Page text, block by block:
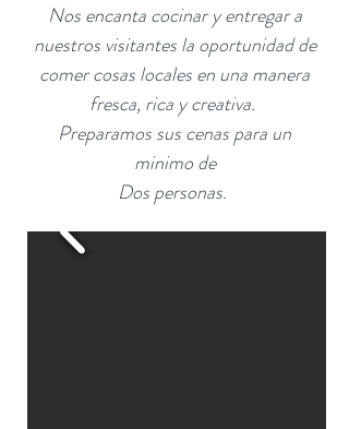
Nos encanta cocinar y entregar a
nuestros visitantes la oportunidad de
comer cosas locales en una manera
fresca, rica y creativa.
Preparamos sus cenas para un
minimode
Dos personas.